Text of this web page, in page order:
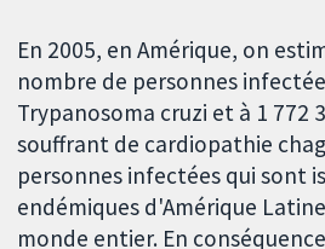
En 2005, en Amérique, on
nombre de personnes
Trypanosoma cruzi et à 1 772
souffrant de cardiopathie
personnes infectées qui sont
endémiques d'Amérique
monde entier. En